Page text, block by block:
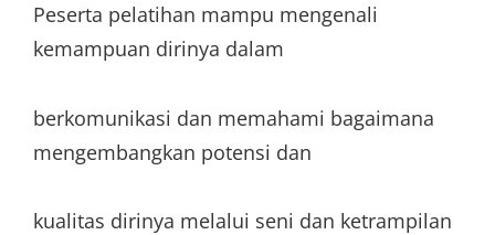
Peserta pelatihan mampu mengenali
kemampuan dirinya dalam
berkomunikasi dan memahami bagaimana
mengembangkan potensi dan
kualitas dirinya melalui seni dan ketrampilan